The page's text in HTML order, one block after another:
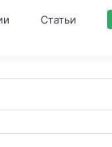
Статьи